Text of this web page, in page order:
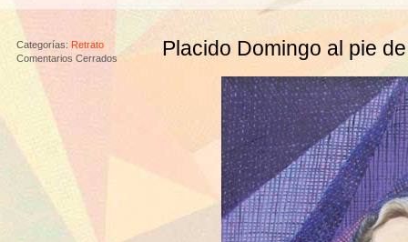
Categorías: Retrato
Comentarios Cerrados
Placido Domingo al pie